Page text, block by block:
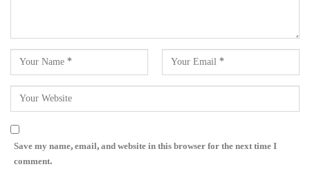
Save my name, email, and website in this browser for the next time I
comment.